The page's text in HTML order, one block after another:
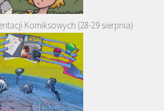
Komiksowych (28-29 sierpnia)